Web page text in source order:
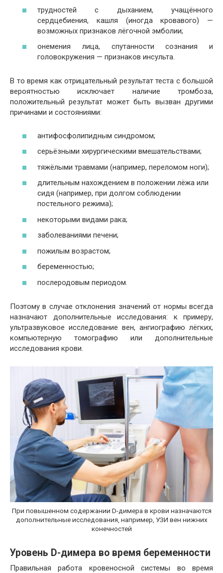
трудностей с дыханием, учащённого
сердцебиения, кашля (иногда кровавого) —
возможных признаков лёгочной эмболии;
онемения лица, спутанности сознания и
головокружения — признаков инсульта.
В то время как отрицательный результат теста с большой
вероятностью исключает наличие тромбоза,
положительный результат может быть вызван другими
причинами и состояниями:
антифосфолипидным синдромом;
серьёзными хирургическими вмешательствами;
тяжёлыми травмами (например, переломом ноги);
длительным нахождением в положении лёжа или
сидя (например, при долгом соблюдении
постельного режима);
некоторыми видами рака;
заболеваниями печени;
пожилым возрастом;
беременностью;
послеродовым периодом.
Поэтому в случае отклонения значений от нормы всегда
назначают дополнительные исследования: к примеру,
ультразвуковое исследование вен, ангиографию лёгких,
компьютерную томографию или дополнительные
исследования крови.
При повышенном содержании D-димера в крови назначаются
дополнительные исследования, например, УЗИ вен нижних
конечностей
Уровень D-димера во время беременности
Правильная работа кровеносной системы во время